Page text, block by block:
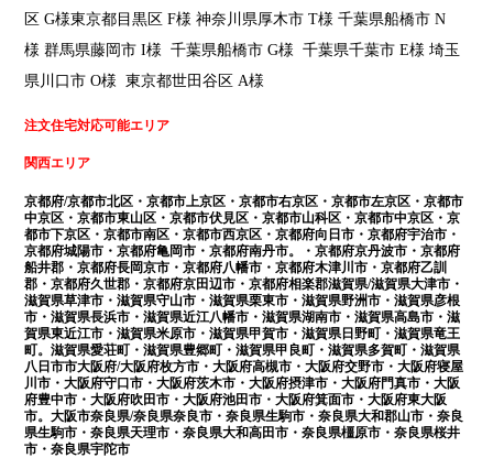
区 G様東京都目黒区 F様 神奈川県厚木市 T様 千葉県船橋市 N
様 群馬県藤岡市 I様 千葉県船橋市 G様 千葉県千葉市 E様 埼玉
県川口市 O様 東京都世田谷区 A様
注文住宅対応可能エリア
関西エリア
京都府/京都市北区・京都市上京区・京都市右京区・京都市左京区・京都市
中京区・京都市東山区・京都市伏見区・京都市山科区・京都市中京区・京
都市下京区・京都市南区・京都市西京区・京都府向日市・京都府宇治市・
京都府城陽市・京都府亀岡市・京都府南丹市。・京都府京丹波市・京都府
船井郡・京都府長岡京市・京都府八幡市・京都府木津川市・京都府乙訓
郡・京都府久世郡・京都府京田辺市・京都府相楽郡滋賀県/滋賀県大津市・
滋賀県草津市・滋賀県守山市・滋賀県栗東市・滋賀県野洲市・滋賀県彦根
市・滋賀県長浜市・滋賀県近江八幡市・滋賀県湖南市・滋賀県高島市・滋
賀県東近江市・滋賀県米原市・滋賀県甲賀市・滋賀県日野町・滋賀県竜王
町。滋賀県愛荘町・滋賀県豊郷町・滋賀県甲良町・滋賀県多賀町・滋賀県
八日市市大阪府/大阪府枚方市・大阪府高槻市・大阪府交野市・大阪府寝屋
川市・大阪府守口市・大阪府茨木市・大阪府摂津市・大阪府門真市・大阪
府豊中市・大阪府吹田市・大阪府池田市・大阪府箕面市・大阪府東大阪
市。大阪市奈良県/奈良県奈良市・奈良県生駒市・奈良県大和郡山市・奈良
県生駒市・奈良県天理市・奈良県大和高田市・奈良県橿原市・奈良県桜井
市・奈良県宇陀市